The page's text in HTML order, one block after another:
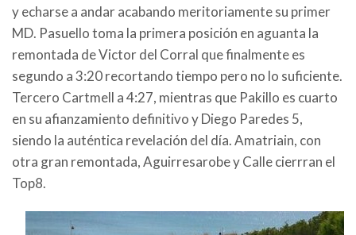
y echarse a andar acabando meritoriamente su primer
MD. Pasuello toma la primera posición en aguanta la
remontada de Victor del Corral que finalmente es
segundo a 3:20 recortando tiempo pero no lo suficiente.
Tercero Cartmell a 4:27, mientras que Pakillo es cuarto
en su afianzamiento definitivo y Diego Paredes 5,
siendo la auténtica revelación del día. Amatriain, con
otra gran remontada, Aguirresarobe y Calle cierrran el
Top8.